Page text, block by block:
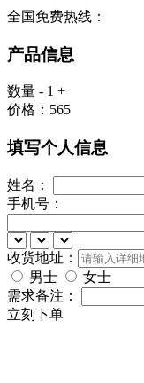
全国免费热线：
产品信息
数量 - 1 +
价格： 565
填写个人信息
姓名：
手机号：
收货地址：
男士
女士
需求备注：
立刻下单